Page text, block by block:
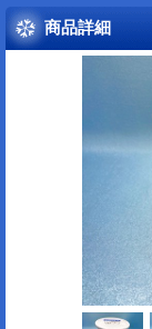
商品詳細